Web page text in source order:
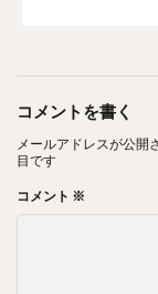
コメントを書く
メールアドレスが公開
目です
コメント ※